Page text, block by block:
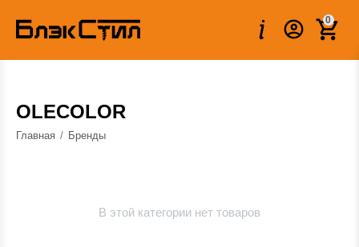
0
OLECOLOR
Главная / Бренды
В этой категории нет товаров